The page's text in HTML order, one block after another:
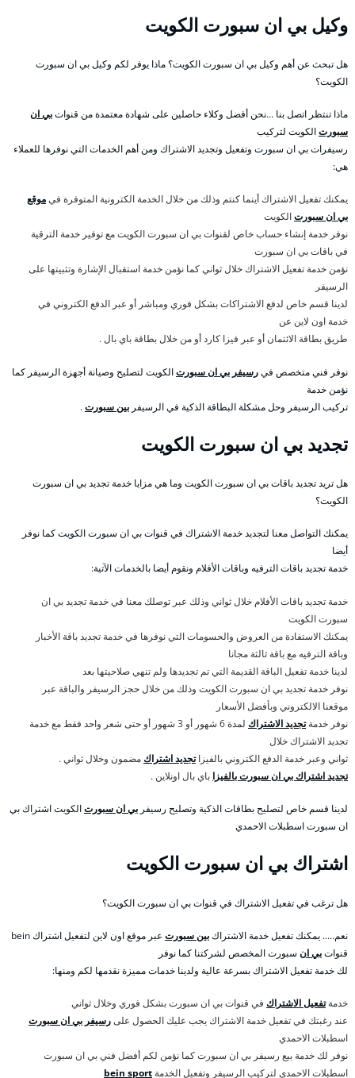
وكيل بي ان سبورت الكويت
هل تبحث عن أهم وكيل بي ان سبورت الكويت؟ ماذا يوفر لكم وكيل بي ان سبورت
الكويت؟
ماذا تنتظر اتصل بنا …نحن أفضل وكلاء حاصلين على شهادة معتمدة من قنواتبي ان
سبورتالكويت لتركيب
رسيفرات بي ان سبورت وتفعيل وتجديد الاشتراك ومن أهم الخدمات التي نوفرها للعملاء
هي:
يمكنك تفعيل الاشتراك أينما كنتم وذلك من خلال الخدمة الكترونية المتوفرة فيموقع
بي ان سبورتالكويت
نوفر خدمة إنشاء حساب خاص لقنوات بي ان سبورت الكويت مع توفير خدمة الترقية
في باقات بي ان سبورت
نؤمن خدمة تفعيل الاشتراك خلال ثواني كما نؤمن خدمة استقبال الإشارة وتثبيتها على
الرسيفر
لدينا قسم خاص لدفع الاشتراكات بشكل فوري ومباشر أو عبر الدفع الكتروني في
خدمة اون لاين عن
طريق بطاقة الائتمان أو عبر فيزا كارد أو من خلال بطاقة باي بال .
نوفر فني متخصص فيرسيفر بي ان سبورتالكويت لتصليح وصيانة أجهزة الرسيفر كما
نؤمن خدمة
تركيب الرسيفر وحل مشكلة البطاقة الذكية في الرسيفر بين سبورت.
تجديد بي ان سبورت الكويت
هل تريد تجديد باقات بي ان سبورت الكويت وما هي مزايا خدمة تجديد بي ان سبورت
الكويت؟
يمكنك التواصل معنا لتجديد خدمة الاشتراك في قنوات بي ان سبورت الكويت كما نوفر
أيضا
خدمة تجديد باقات الترفيه وباقات الأفلام ونقوم أيضا بالخدمات الآتية:
خدمة تجديد باقات الأفلام خلال ثواني وذلك عبر توصلك معنا في خدمة تجديد بي ان
سبورت الكويت
يمكنك الاستفادة من العروض والحسومات التي نوفرها في خدمة تجديد باقة الأخبار
وباقة الترفيه مع باقة ثالثة مجانا
لدينا خدمة تفعيل الباقة القديمة التي تم تجديدها ولم تنهي صلاحيتها بعد
نوفر خدمة تجديد بي ان سبورت الكويت وذلك من خلال حجز الرسيفر والباقة عبر
موقعنا الالكتروني وبأفضل الأسعار
نوفر خدمةتجديد الاشتراك
لمدة 6 شهور أو 3 شهور أو حتى شعر واحد فقط مع خدمة
تجديد الاشتراك خلال
ثواني وعبر خدمة الدفع الكتروني بالفيزاتجديد اشتراك مضمون وخلال ثواني .
تجديد اشتراك بي ان سبورت بالفيزا باي بال اونلاين .
لدينا قسم خاص لتصليح بطاقات الذكية وتصليح رسيفر بي ان سبورتالكويت اشتراك بي
ان سبورت اسطبلات الاحمدي
اشتراك بي ان سبورت الكويت
هل ترغب في تفعيل الاشتراك في قنوات بي ان سبورت الكويت؟
نعم….. يمكنك تفعيل خدمة الاشتراكبين سبورت
عبر موقع اون لاين لتفعيل اشتراك bein
قنواتبي ان سبورت المخصص لشركتنا كما نوفر
لك خدمة تفعيل الاشتراك بسرعة عالية ولدينا خدمات مميزة نقدمها لكم ومنها:
خدمةتفعيل الاشتراك في قنوات بي ان سبورت بشكل فوري وخلال ثواني
عند رغبتك في تفعيل خدمة الاشتراك يجب عليك الحصول علىرسيفر بي ان سبورت
اسطبلات الاحمدي
نوفر لك خدمة بيع رسيفر بي ان سبورت كما نؤمن لكم أفضل فني بي ان سبورت
اسطبلات الاحمدي لتركيب الرسيفر وتفعيل الخدمة bein sport